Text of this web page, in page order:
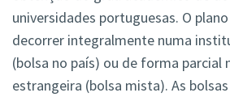
universidades portuguesas. O
decorrer integralmente numa
(bolsa no país) ou de forma parcial
estrangeira (bolsa mista). As